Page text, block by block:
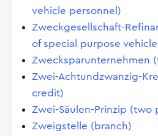
vehicle personnel)
Zweckgesellschaft-
of special purpose
Zwecksparunternehmen
Zwei-Achtundzwanzig-
credit)
Zwei-Säulen-Prinzip (two
Zweigstelle (branch)